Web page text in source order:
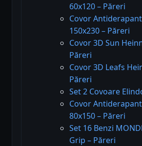
60x120 – Păreri
Covor
150x230 – Păreri
Covor 3D Sun
Păreri
Covor 3D Leafs
Păreri
Set 2 Covoare
Covor
80x150 – Păreri
Set 16 Benzi
Grip – Păreri